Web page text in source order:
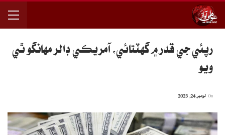
رپئي جي قدر ۾ گھٽتائي، آمريڪي ڊالر مهانگو ٿي
ويو